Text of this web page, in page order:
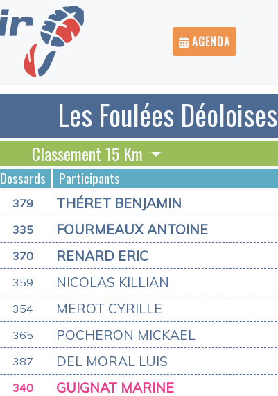
AGENDA
Les Foulées Déoloises
Classement 15 Km
Dossards Participants
379 THÉRET BENJAMIN
335 FOURMEAUX ANTOINE
370 RENARD ERIC
359 NICOLAS KILLIAN
354 MEROT CYRILLE
365 POCHERON MICKAEL
387 DEL MORAL LUIS
340 GUIGNAT MARINE